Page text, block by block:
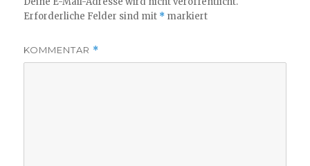
Erforderliche Felder sind mit * markiert
KOMMENTAR *